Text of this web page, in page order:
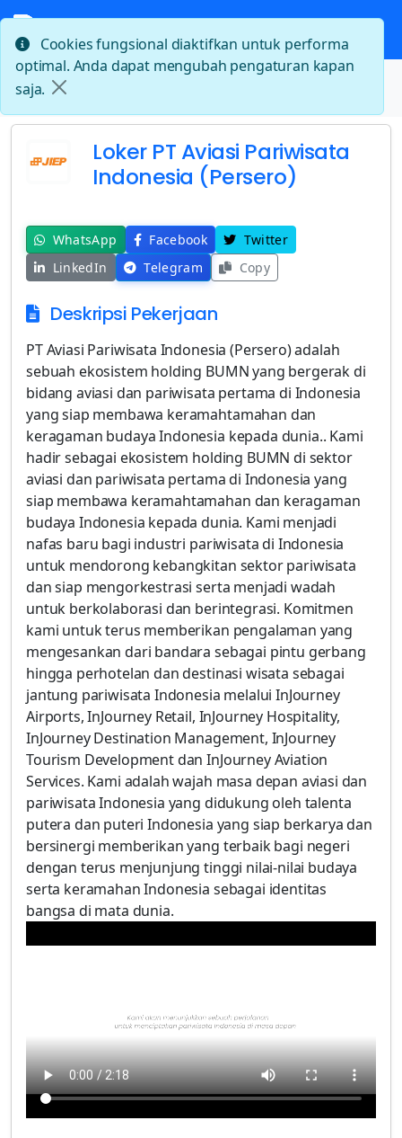
Beranda
Loker PT Aviasi Pariwisata Indonesia (Persero)
Loker PT Aviasi Pariwisata
Indonesia (Persero)
WhatsApp Facebook
Twitter
LinkedIn
Telegram Copy
Deskripsi Pekerjaan
PT Aviasi Pariwisata Indonesia (Persero) adalah
sebuah ekosistem holding BUMN yang bergerak di
bidang aviasi dan pariwisata pertama di Indonesia
yang siap membawa keramahtamahan dan
keragaman budaya Indonesia kepada dunia.. Kami
hadir sebagai ekosistem holding BUMN di sektor
aviasi dan pariwisata pertama di Indonesia yang
siap membawa keramahtamahan dan keragaman
budaya Indonesia kepada dunia. Kami menjadi
nafas baru bagi industri pariwisata di Indonesia
untuk mendorong kebangkitan sektor pariwisata
dan siap mengorkestrasi serta menjadi wadah
untuk berkolaborasi dan berintegrasi. Komitmen
kami untuk terus memberikan pengalaman yang
mengesankan dari bandara sebagai pintu gerbang
hingga perhotelan dan destinasi wisata sebagai
jantung pariwisata Indonesia melalui InJourney
Airports, InJourney Retail, InJourney Hospitality,
InJourney Destination Management, InJourney
Tourism Development dan InJourney Aviation
Services. Kami adalah wajah masa depan aviasi dan
pariwisata Indonesia yang didukung oleh talenta
putera dan puteri Indonesia yang siap berkarya dan
bersinergi memberikan yang terbaik bagi negeri
dengan terus menjunjung tinggi nilai-nilai budaya
serta keramahan Indonesia sebagai identitas
bangsa di mata dunia.
Cookies fungsional diaktifkan untuk performa
optimal. Anda dapat mengubah pengaturan kapan
saja.